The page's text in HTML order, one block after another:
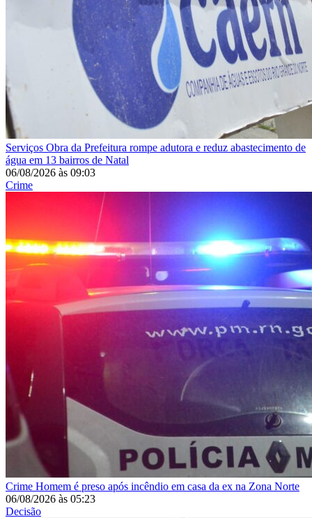
Serviços Obra da Prefeitura rompe adutora e reduz abastecimento de
água em 13 bairros de Natal
06/08/2026 às 09:03
Crime
Crime Homem é preso após incêndio em casa da ex na Zona Norte
06/08/2026 às 05:23
Decisão